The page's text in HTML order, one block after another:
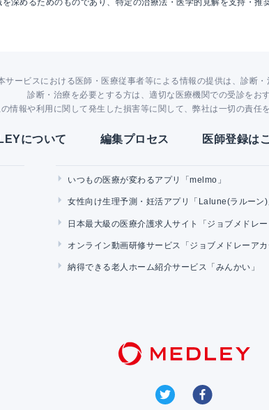
深めるためのものであり、特定の治療法・医学的見解を支持・推
サービスにおける医師・医療従事者等による情報の提供は、診断・
診断・治療を必要とする方は、適切な医療機関での受診をお
情報や利用に関して発生した損害等に関して、弊社は一切の責任
について 編集プロセス 医師登録は
いつもの医療が変わるアプリ「melmo」
女性向け生理予測・妊活アプリ「Lalune(ラルーン)
日本最大級の医療介護求人サイト「ジョブメドレー
オンライン動画研修サービス「ジョブメドレーアカ
納得できる老人ホーム紹介サービス「みんかい」